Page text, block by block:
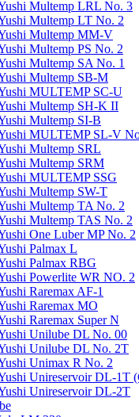
Multemp LRL No. 3
Multemp LT No. 2
Multemp MM-V
Multemp PS No. 2
Multemp SA No. 1
Multemp SB-M
MULTEMP SC-U
Multemp SH-K II
Multemp SI-B
MULTEMP SL-V
Multemp SRL
Multemp SRM
MULTEMP SSG
Multemp SW-T
Multemp TA No. 2
Multemp TAS No. 2
One Luber MP No. 2
Palmax L
Palmax RBG
Powerlite WR NO. 2
Raremax AF-1
Raremax MO
Raremax Super N
Unilube DL No. 00
Unilube DL No. 2T
Unimax R No. 2
Unireservoir DL-1T
Unireservoir DL-2T